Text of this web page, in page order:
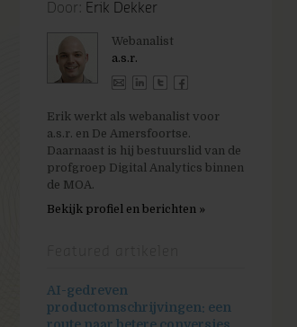
Door: Erik Dekker
Webanalist
a.s.r.
Erik werkt als webanalist voor
a.s.r. en De Amersfoortse.
Daarnaast is hij bestuurslid van de
profgroep Digital Analytics binnen
de MOA.
Bekijk profiel en berichten »
AI-gedreven
productomschrijvingen: een